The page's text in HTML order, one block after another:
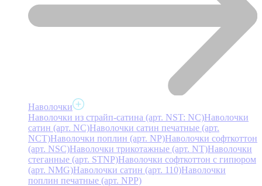
Наволочки
Наволочки из страйп-сатина (арт. NST: NC)Наволочки
сатин (арт. NC)Наволочки сатин печатные (арт.
NCT)Наволочки поплин (арт. NP)Наволочки софткоттон
(арт. NSC)Наволочки трикотажные (арт. NT)Наволочки
стеганные (арт. STNP)Наволочки софткоттон с гипюром
(арт. NMG)Наволочки сатин (арт. 110)Наволочки
поплин печатные (арт. NPP)